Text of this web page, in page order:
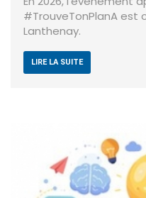
#TrouveTonPlanA est
Lanthenay.
LIRE LA SUITE